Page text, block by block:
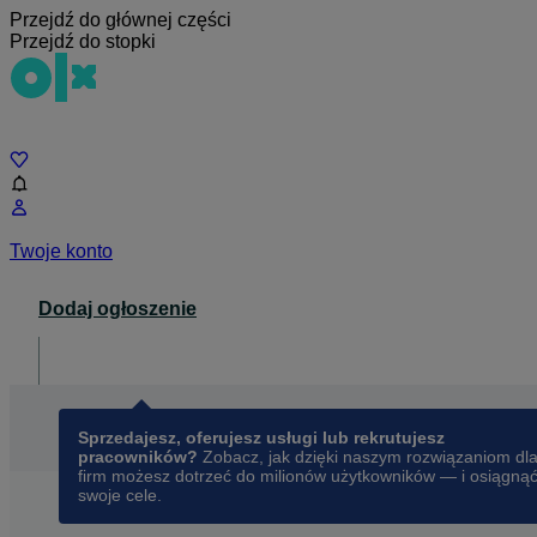
Przejdź do głównej części
Przejdź do stopki
Twoje konto
Dodaj ogłoszenie
Sprzedajesz, oferujesz usługi lub rekrutujesz
pracowników? Zobacz, jak dzięki naszym rozwiązaniom dla
firm możesz dotrzeć do milionów użytkowników — i osiągnąć
swoje cele.